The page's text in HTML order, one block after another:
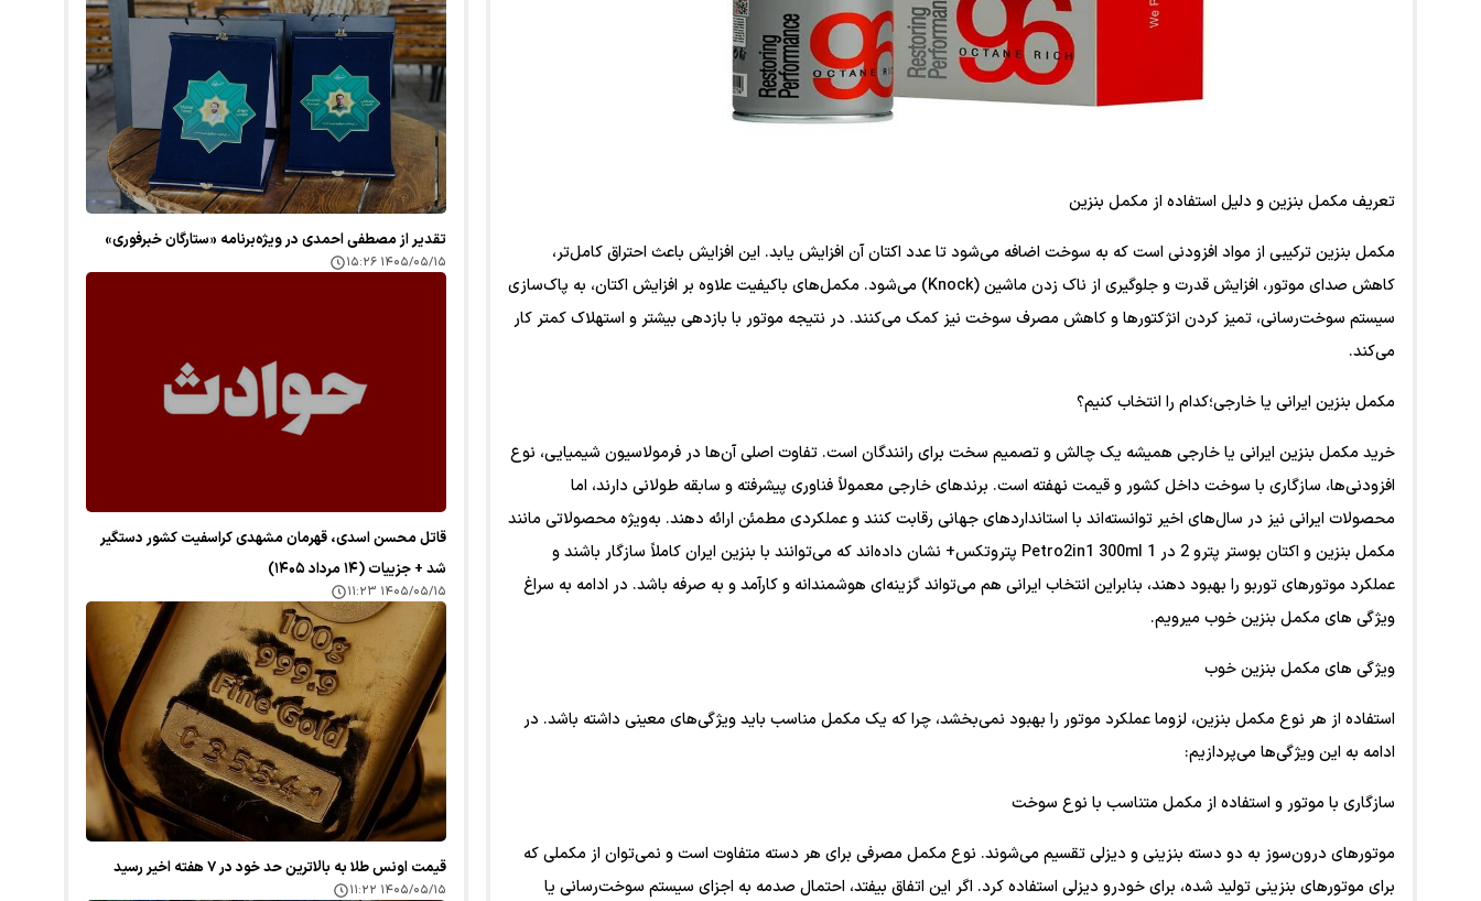
تعریف مکمل بنزین و دلیل استفاده از مکمل بنزین
مکمل بنزین ترکیبی از مواد افزودنی است که به سوخت اضافه می‌شود تا عدد اکتان آن افزایش یابد. این افزایش باعث احتراق کامل‌تر،
کاهش صدای موتور، افزایش قدرت و جلوگیری از ناک زدن ماشین (Knock) می‌شود. مکمل‌های باکیفیت علاوه بر افزایش اکتان، به پاک‌سازی
سیستم سوخت‌رسانی، تمیز کردن انژکتورها و کاهش مصرف سوخت نیز کمک می‌کنند. در نتیجه موتور با بازدهی بیشتر و استهلاک کمتر کار
می‌کند.
مکمل بنزین ایرانی یا خارجی؛کدام را انتخاب کنیم؟
خرید مکمل بنزین ایرانی یا خارجی همیشه یک چالش و تصمیم سخت برای رانندگان است. تفاوت اصلی آن‌ها در فرمولاسیون شیمیایی، نوع
افزودنی‌ها، سازگاری با سوخت داخل کشور و قیمت نهفته است. برندهای خارجی معمولاً فناوری پیشرفته و سابقه طولانی دارند، اما
محصولات ایرانی نیز در سال‌های اخیر توانسته‌اند با استانداردهای جهانی رقابت کنند و عملکردی مطمئن ارائه دهند. به‌ویژه محصولاتی مانند
مکمل بنزین و اکتان بوستر پترو 2 در 1 Petro2in1 300ml پتروتکس+ نشان داده‌اند که می‌توانند با بنزین ایران کاملاً سازگار باشند و
عملکرد موتورهای توربو را بهبود دهند، بنابراین انتخاب ایرانی هم می‌تواند گزینه‌ای هوشمندانه و کارآمد و به صرفه باشد. در ادامه به سراغ
ویژگی های مکمل بنزین خوب میرویم.
ویژگی های مکمل بنزین خوب
استفاده از هر نوع مکمل بنزین، لزوما عملکرد موتور را بهبود نمی‌بخشد، چرا که یک مکمل مناسب باید ویژگی‌های معینی داشته باشد. در
ادامه به این ویژگی‌ها می‌پردازیم:
سازگاری با موتور و استفاده از مکمل متناسب با نوع سوخت
موتورهای درون‌سوز به دو دسته بنزینی و دیزلی تقسیم می‌شوند. نوع مکمل مصرفی برای هر دسته متفاوت است و نمی‌توان از مکملی که
برای موتورهای بنزینی تولید شده، برای خودرو دیزلی استفاده کرد. اگر این اتفاق بیفتد، احتمال صدمه به اجزای سیستم سوخت‌رسانی یا
تقدیر از مصطفی احمدی در ویژه‌برنامه «ستارگان خبرفوری»
۱۴۰۵/۰۵/۱۵ ۱۵:۲۶
قاتل محسن اسدی، قهرمان مشهدی کراسفیت کشور دستگیر
شد + جزییات (۱۴ مرداد ۱۴۰۵)
۱۴۰۵/۰۵/۱۵ ۱۱:۲۳
قیمت اونس طلا به بالاترین حد خود در ۷ هفته اخیر رسید
۱۴۰۵/۰۵/۱۵ ۱۱:۲۲